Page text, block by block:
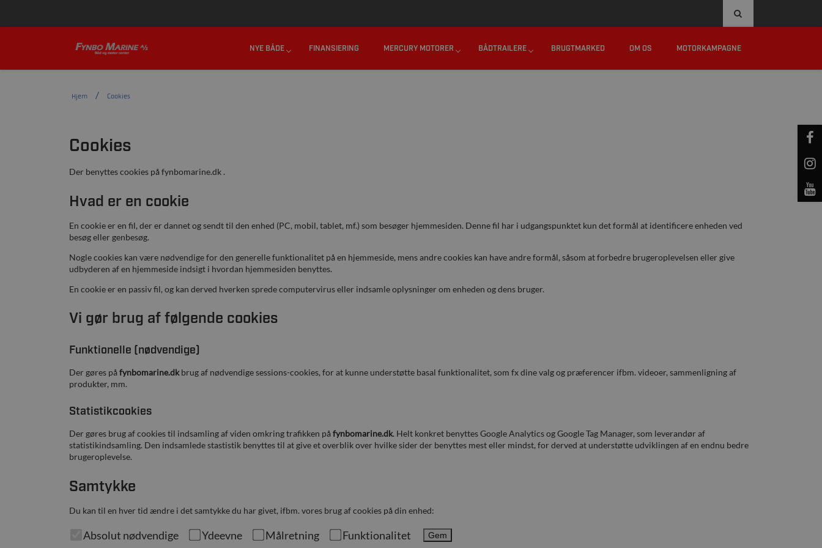
NYE BÅDE FINANSIERING MERCURY MOTORER BÅDTRAILERE BRUGTMARKED OM OS MOTORKAMPAGNE
Hjem Cookies
Cookies
Der benyttes cookies på fynbomarine.dk .
Hvad er en cookie
En cookie er en fil, der er dannet og sendt til den enhed (PC, mobil, tablet, mf.) som besøger hjemmesiden. Denne fil har i udgangspunktet kun det formål at identificere enheden ved
besøg eller genbesøg.
Nogle cookies kan være nødvendige for den generelle funktionalitet på en hjemmeside, mens andre cookies kan have andre formål, såsom at forbedre brugeroplevelsen eller give
udbyderen af en hjemmeside indsigt i hvordan hjemmesiden benyttes.
En cookie er en passiv fil, og kan derved hverken sprede computervirus eller indsamle oplysninger om enheden og dens bruger.
Vi gør brug af følgende cookies
Funktionelle (nødvendige)
Der gøres påfynbomarine.dkbrug af nødvendige sessions-cookies, for at kunne understøtte basal funktionalitet, som fx dine valg og præferencer ifbm. videoer, sammenligning af
produkter, mm.
Statistikcookies
Der gøres brug af cookies til indsamling af viden omkring trafikken påfynbomarine.dk. Helt konkret benyttes Google Analytics og Google Tag Manager, som leverandør af
statistikindsamling. Den indsamlede stastistik benyttes til at give et overblik over hvilke sider der benyttes mest eller mindst, for derved at understøtte udviklingen af en endnu bedre
brugeroplevelse.
Samtykke
Du kan til en hver tid ændre i det samtykke du har givet, ifbm. vores brug af cookies på din enhed:
Absolut nødvendige Ydeevne Målretning Funktionalitet Gem